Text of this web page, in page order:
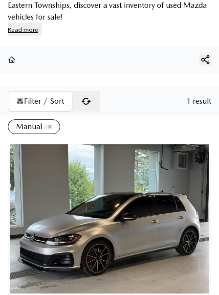
Eastern Townships, discover a vast inventory of used Mazda
vehicles for sale!
Read more
Filter / Sort 1 result
Manual